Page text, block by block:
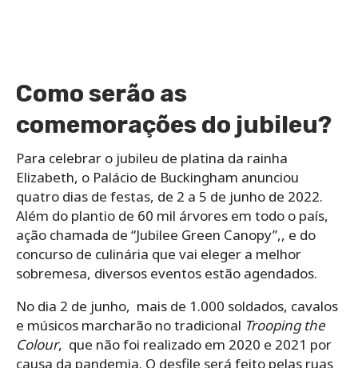
Como serão as
comemorações do jubileu?
Para celebrar o jubileu de platina da rainha
Elizabeth, o Palácio de Buckingham anunciou
quatro dias de festas, de 2 a 5 de junho de 2022.
Além do plantio de 60 mil árvores em todo o país,
ação chamada de “Jubilee Green Canopy”,, e do
concurso de culinária que vai eleger a melhor
sobremesa, diversos eventos estão agendados.
No dia 2 de junho, mais de 1.000 soldados, cavalos
e músicos marcharão no tradicional Trooping the
Colour, que não foi realizado em 2020 e 2021 por
causa da pandemia. O desfile será feito pelas ruas